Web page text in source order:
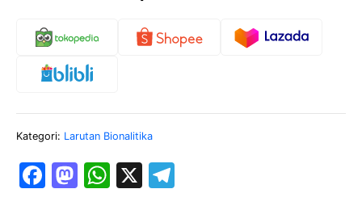
Kategori: Larutan Bionalitika
F
M W X